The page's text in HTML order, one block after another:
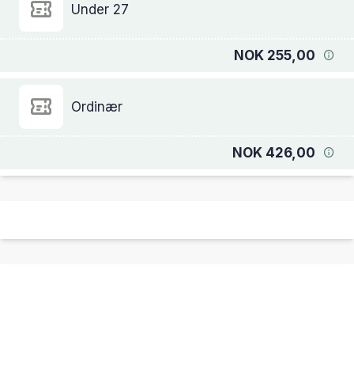
Under 27
NOK 255,00
Ordinær
NOK 426,00